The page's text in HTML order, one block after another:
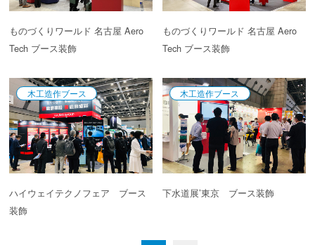
ものづくりワールド 名古屋 Aero
Tech ブース装飾
ものづくりワールド 名古屋 Aero
Tech ブース装飾
木工造作ブース
ハイウェイテクノフェア ブース
装飾
木工造作ブース
下水道展’東京 ブース装飾